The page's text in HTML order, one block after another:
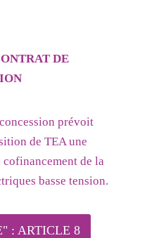
DE
prévoit
de TEA une
de la
basse tension.
: ARTICLE 8